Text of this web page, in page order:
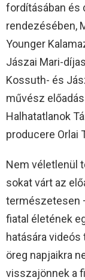
fordításában és
rendezésében,
Younger
Jászai Mari-
Kossuth- és
művész
Halhatatlanok
producere Orlai
Nem véletlenül
sokat várt az
természetesen
fiatal életének
hatására
öreg napjaikra
visszajönnek a